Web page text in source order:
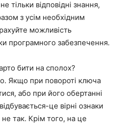
тільки відповідні знання,
з усім необхідним
можливість
програмного забезпечення.
бити на сполох?
Якщо при повороті ключа
або при його обертанні
це вірні ознаки
так. Крім того, на це